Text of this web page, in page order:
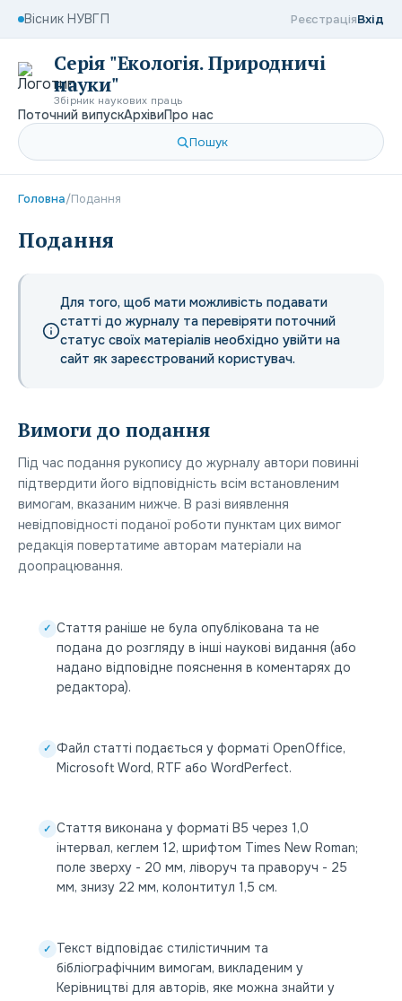
Вісник НУВГП РеєстраціяВхід
Серія "Екологія. Природничі
науки"
Збірник наукових праць
Поточний випускАрхівиПро нас
Пошук
Головна/Подання
Подання
Для того, щоб мати можливість подавати
статті до журналу та перевіряти поточний
статус своїх матеріалів необхідно увійти на
сайт як зареєстрований користувач.
Вимоги до подання
Під час подання рукопису до журналу автори повинні
підтвердити його відповідність всім встановленим
вимогам, вказаним нижче. В разі виявлення
невідповідності поданої роботи пунктам цих вимог
редакція повертатиме авторам матеріали на
доопрацювання.
✓ Стаття раніше не була опублікована та не
подана до розгляду в інші наукові видання (або
надано відповідне пояснення в коментарях до
редактора).
✓ Файл статті подається у форматі OpenOffice,
Microsoft Word, RTF або WordPerfect.
✓ Стаття виконана у форматі В5 через 1,0
інтервал, кеглем 12, шрифтом Times New Roman;
поле зверху - 20 мм, ліворуч та праворуч - 25
мм, знизу 22 мм, колонтитул 1,5 см.
✓ Текст відповідає стилістичним та
бібліографічним вимогам, викладеним у
Керівництві для авторів, яке можна знайти у